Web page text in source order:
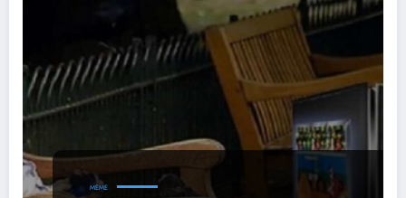
MEME